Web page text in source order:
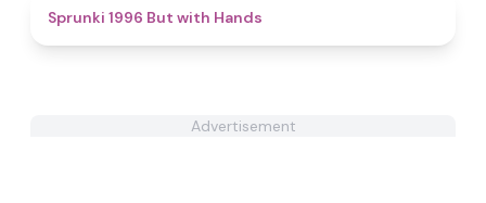
Sprunki 1996 But with Hands
Advertisement